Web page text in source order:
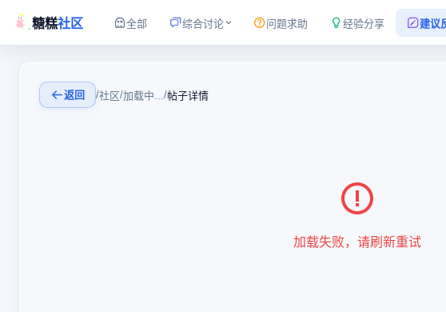
糖糕社区 全部 综合讨论 问题求助 经验分享 建议
返回 /社区/加载中.../帖子详情
加载失败，请刷新重试